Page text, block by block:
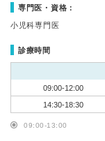
専門医・資格：
小児科専門医
診療時間
09:00-12:00
14:30-18:30
09:00-13:00